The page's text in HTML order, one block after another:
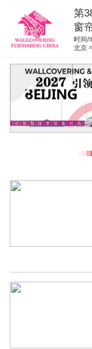
第
窗
时间/
北京·
网站首页
展商服务
展位申请